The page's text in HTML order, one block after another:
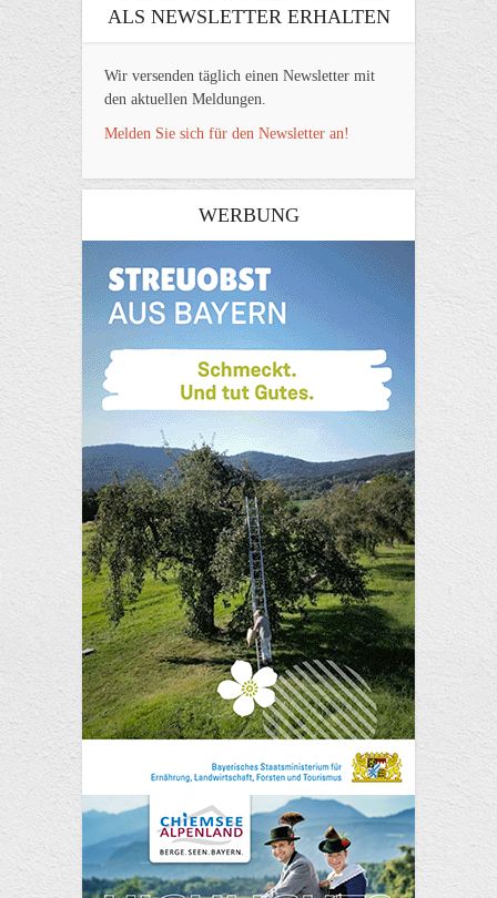
ALS NEWSLETTER ERHALTEN
Wir versenden täglich einen Newsletter mit
den aktuellen Meldungen.
Melden Sie sich für den Newsletter an!
WERBUNG